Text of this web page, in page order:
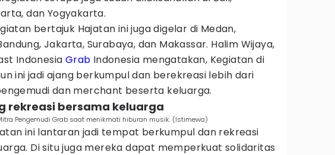
dan Yogyakarta.
bertajuk Hajatan ini juga digelar di Medan,
Jakarta, Surabaya, dan Makassar. Halim Wijaya,
Indonesia Grab Indonesia mengatakan, Kegiatan di
ini jadi ajang berkumpul dan berekreasi lebih dari
dan merchant beserta keluarga.
rekreasi bersama keluarga
Pengemudi Grab saat menikmati hiburan musik. (Istimewa)
ini lantaran jadi tempat berkumpul dan rekreasi
Di situ juga mereka dapat memperkuat solidaritas